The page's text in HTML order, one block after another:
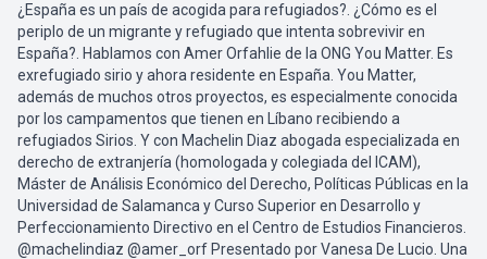
¿España es un país de acogida para refugiados?. ¿Cómo es el
periplo de un migrante y refugiado que intenta sobrevivir en
España?. Hablamos con Amer Orfahlie de la ONG You Matter. Es
exrefugiado sirio y ahora residente en España. You Matter,
además de muchos otros proyectos, es especialmente conocida
por los campamentos que tienen en Líbano recibiendo a
refugiados Sirios. Y con Machelin Diaz abogada especializada en
derecho de extranjería (homologada y colegiada del ICAM),
Máster de Análisis Económico del Derecho, Políticas Públicas en la
Universidad de Salamanca y Curso Superior en Desarrollo y
Perfeccionamiento Directivo en el Centro de Estudios Financieros.
@machelindiaz @amer_orf Presentado por Vanesa De Lucio. Una